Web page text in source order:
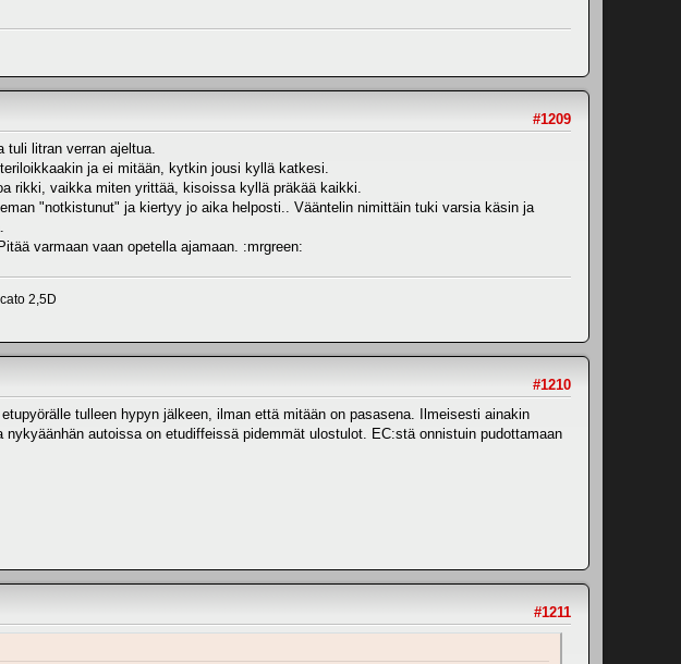
#1209
tuli litran verran ajeltua.
ja ei mitään, kytkin jousi kyllä katkesi.
rikki, vaikka miten yrittää, kisoissa kyllä präkää kaikki.
"notkistunut" ja kiertyy jo aika helposti.. Vääntelin nimittäin tuki varsia käsin ja
varmaan vaan opetella ajamaan. :mrgreen:
2,5D
#1210
tulleen hypyn jälkeen, ilman että mitään on pasasena. Ilmeisesti ainakin
autoissa on etudiffeissä pidemmät ulostulot. EC:stä onnistuin pudottamaan
#1211